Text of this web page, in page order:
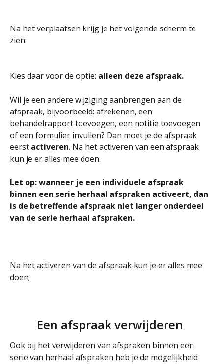
Na het verplaatsen krijg je het volgende scherm te
zien:
Kies daar voor de optie: alleen deze afspraak.
Wil je een andere wijziging aanbrengen aan de
afspraak, bijvoorbeeld: afrekenen, een
behandelrapport toevoegen, een notitie toevoegen
of een formulier invullen? Dan moet je de afspraak
eerst activeren. Na het activeren van een afspraak
kun je er alles mee doen.
Let op: wanneer je een individuele afspraak
binnen een serie herhaal afspraken activeert, dan
is de betreffende afspraak niet langer onderdeel
van de serie herhaal afspraken.
Na het activeren van de afspraak kun je er alles mee
doen;
Een afspraak verwijderen
Ook bij het verwijderen van afspraken binnen een
serie van herhaal afspraken heb je de mogelijkheid